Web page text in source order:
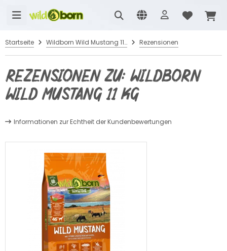
Startseite Wildborn Wild Mustang 11 kg Rezensionen
Rezensionen zu: Wildborn
Wild Mustang 11 kg
Informationen zur Echtheit der Kundenbewertungen